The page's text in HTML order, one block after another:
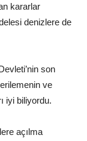
kararlar
denizlere de
son
ve
iyi biliyordu.
açılma